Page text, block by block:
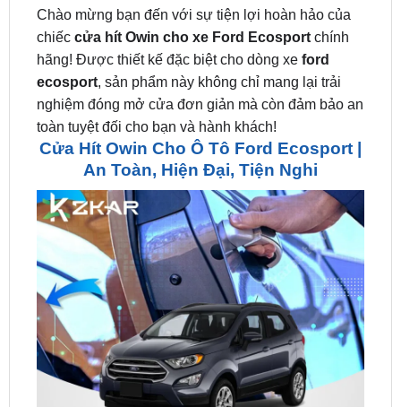
hãng! Được thiết kế đặc biệt cho dòng xe ford
ecosport, sản phẩm này không chỉ mang lại trải
nghiệm đóng mở cửa đơn giản mà còn đảm bảo an
toàn tuyệt đối cho bạn và hành khách!
Cửa Hít Owin Cho Ô Tô Ford Ecosport |
An Toàn, Hiện Đại, Tiện Nghi